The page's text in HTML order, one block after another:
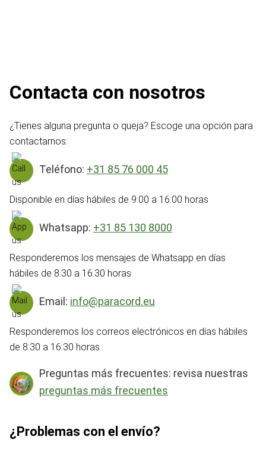
Contacta con nosotros
¿Tienes alguna pregunta o queja? Escoge una opción para
contactarnos:
Teléfono: +31 85 76 000 45
Disponible en días hábiles de 9:00 a 16:00 horas
Whatsapp: +31 85 130 8000
Responderemos los mensajes de Whatsapp en días
hábiles de 8.30 a 16.30 horas
Email: info@paracord.eu
Responderemos los correos electrónicos en días hábiles
de 8:30 a 16:30 horas
Preguntas más frecuentes: revisa nuestras
preguntas más frecuentes
¿Problemas con el envío?